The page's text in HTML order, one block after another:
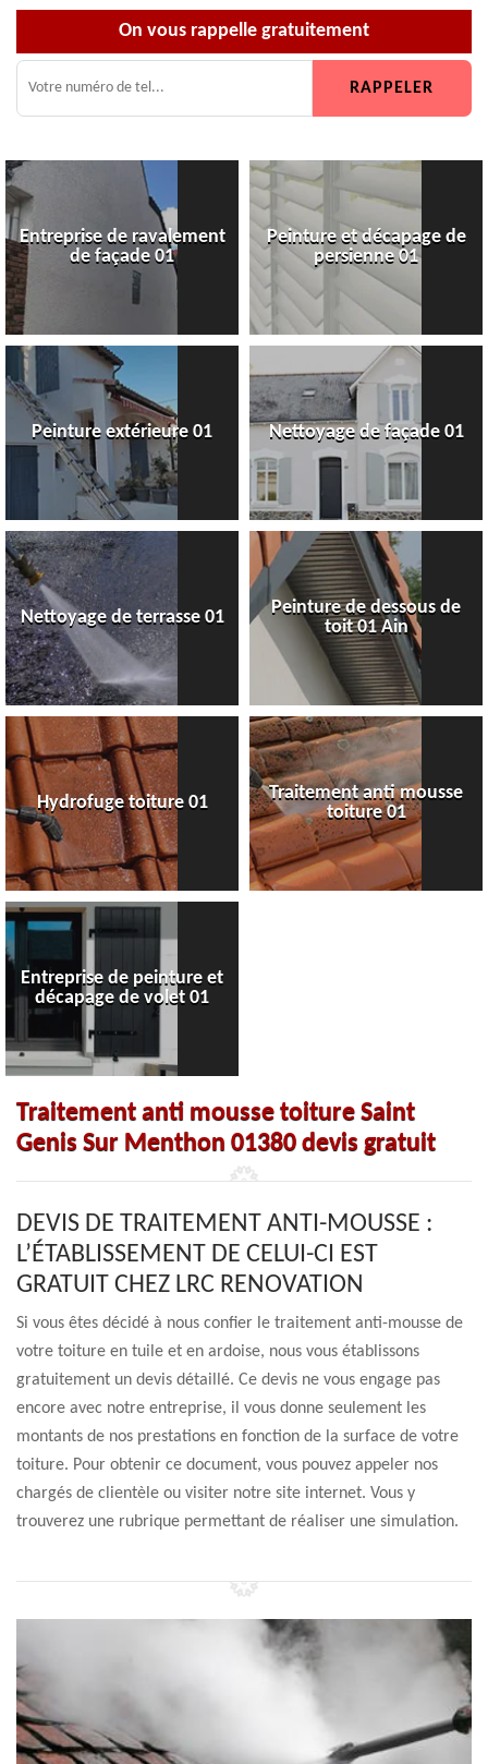
On vous rappelle gratuitement
Entreprise de ravalement
de façade 01
Peinture et décapage de
persienne 01
Peinture extérieure 01 Nettoyage de façade 01
Nettoyage de terrasse 01
Peinture de dessous de
toit 01 Ain
Hydrofuge toiture 01
Traitement anti mousse
toiture 01
Entreprise de peinture et
décapage de volet 01
Traitement anti mousse toiture Saint
Genis Sur Menthon 01380 devis gratuit
DEVIS DE TRAITEMENT ANTI-MOUSSE :
L’ÉTABLISSEMENT DE CELUI-CI EST
GRATUIT CHEZ LRC RENOVATION
Si vous êtes décidé à nous confier le traitement anti-mousse de
votre toiture en tuile et en ardoise, nous vous établissons
gratuitement un devis détaillé. Ce devis ne vous engage pas
encore avec notre entreprise, il vous donne seulement les
montants de nos prestations en fonction de la surface de votre
toiture. Pour obtenir ce document, vous pouvez appeler nos
chargés de clientèle ou visiter notre site internet. Vous y
trouverez une rubrique permettant de réaliser une simulation.